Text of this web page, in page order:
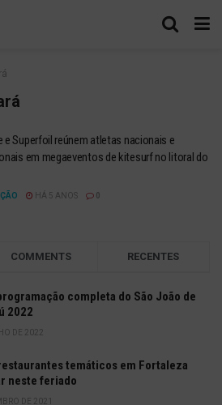
e Superfoil reúnem atletas nacionais e
em megaeventos de kitesurf no litoral do
HÁ 5 ANOS
COMMENTS RECENTES
completa do São João de
2022
DE 2022
temáticos em Fortaleza
neste feriado
DE 2021